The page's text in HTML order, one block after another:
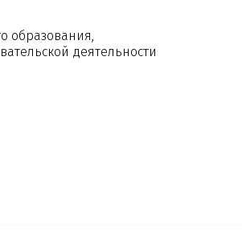
образования,
деятельности